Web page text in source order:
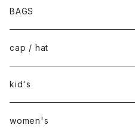
BAGS
cap / hat
kid's
women's